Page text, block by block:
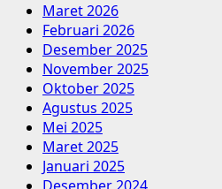
Maret 2026
Februari 2026
Desember 2025
November 2025
Oktober 2025
Agustus 2025
Mei 2025
Maret 2025
Januari 2025